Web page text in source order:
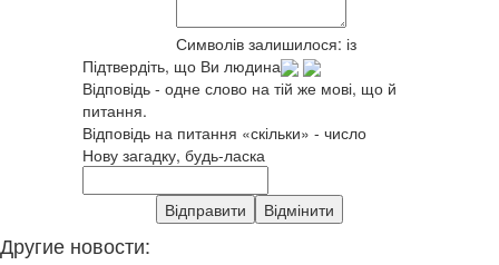
Символів залишилося: із
Підтвердіть, що Ви людина
Відповідь - одне слово на тій же мові, що й
питання.
Відповідь на питання «скільки» - число
Нову загадку, будь-ласка
Другие новости: